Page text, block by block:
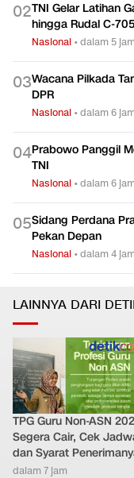
02TNI Gelar Latihan
hingga Rudal C-705
Nasional •dalam 5
03Wacana Pilkada
DPR
Nasional •dalam 6
04Prabowo Panggil
TNI
Nasional •dalam 6
05Sidang Perdana
Pekan Depan
Nasional •dalam 4
LAINNYA DARI
TPG Guru Non-ASN
Segera Cair, Cek
dan Syarat
dalam 7 jam